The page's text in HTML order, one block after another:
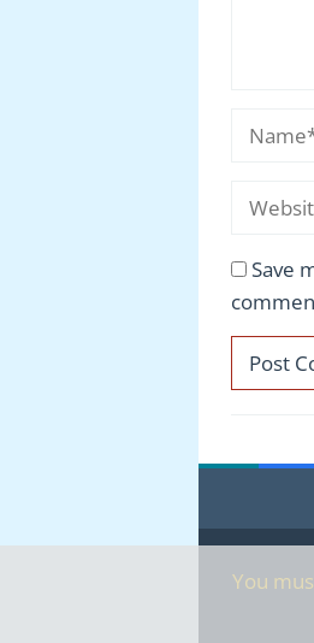
Save
You